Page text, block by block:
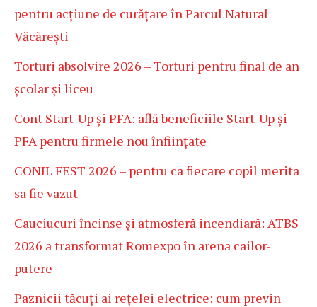
pentru acțiune de curățare în Parcul Natural
Văcărești
Torturi absolvire 2026 – Torturi pentru final de an
școlar și liceu
Cont Start-Up și PFA: află beneficiile Start-Up și
PFA pentru firmele nou înființate
CONIL FEST 2026 – pentru ca fiecare copil merita
sa fie vazut
Cauciucuri încinse și atmosferă incendiară: ATBS
2026 a transformat Romexpo în arena cailor-
putere
Paznicii tăcuți ai rețelei electrice: cum previn